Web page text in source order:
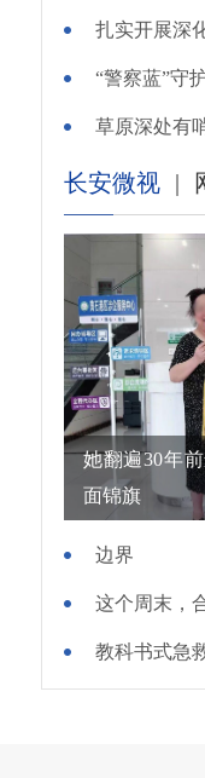
草原深处有
长安微视 |
她翻遍30年
面锦旗
边界
这个周末，
教科书式急